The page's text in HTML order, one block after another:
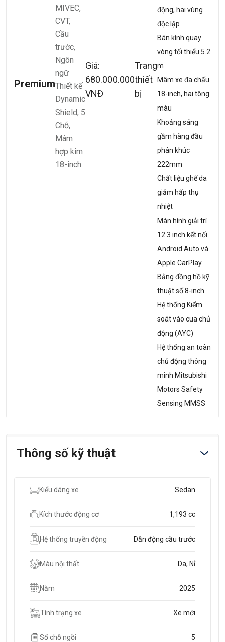
Premium
MIVEC,
CVT,
Cầu
trước,
Ngôn
ngữ
Thiết kế
Dynamic
Shield, 5
Chỗ,
Mâm
hợp kim
18-inch
Giá:
680.000.000
VNĐ
Trang
thiết
bị
động, hai vùng
độc lập
Bán kính quay
vòng tối thiểu 5.2
m
Mâm xe đa chấu
18-inch, hai tông
màu
Khoảng sáng
gầm hàng đầu
phân khúc
222mm
Chất liệu ghế da
giảm hấp thụ
nhiệt
Màn hình giải trí
12.3 inch kết nối
Android Auto và
Apple CarPlay
Bảng đồng hồ kỹ
thuật số 8-inch
Hệ thống Kiểm
soát vào cua chủ
động (AYC)
Hệ thống an toàn
chủ động thông
minh Mitsubishi
Motors Safety
Sensing MMSS
Thông số kỹ thuật
Kiểu dáng xe Sedan
Kích thước động cơ 1,193 cc
Hệ thống truyền động Dẫn động cầu trước
Màu nội thất Da, Nỉ
Năm 2025
Tình trạng xe Xe mới
Số chỗ ngồi 5